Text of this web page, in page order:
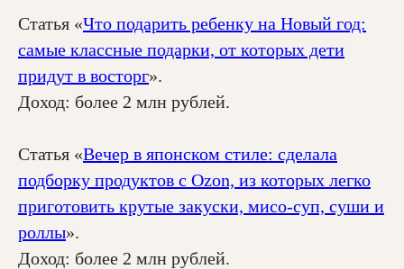
Статья «Что подарить ребенку на Новый год:
самые классные подарки, от которых дети
придут в восторг».
Доход: более 2 млн рублей.
Статья «Вечер в японском стиле: сделала
подборку продуктов с Ozon, из которых легко
приготовить крутые закуски, мисо-суп, суши и
роллы».
Доход: более 2 млн рублей.
© ООО «САЛО», 2025
Behance
Политика конфиденциальности
Шрифт Defectica разработан Алиной